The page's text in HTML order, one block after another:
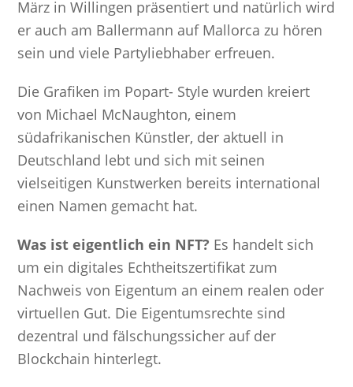
März in Willingen präsentiert und natürlich wird
er auch am Ballermann auf Mallorca zu hören
sein und viele Partyliebhaber erfreuen.
Die Grafiken im Popart- Style wurden kreiert
von Michael McNaughton, einem
südafrikanischen Künstler, der aktuell in
Deutschland lebt und sich mit seinen
vielseitigen Kunstwerken bereits international
einen Namen gemacht hat.
Was ist eigentlich ein NFT? Es handelt sich
um ein digitales Echtheitszertifikat zum
Nachweis von Eigentum an einem realen oder
virtuellen Gut. Die Eigentumsrechte sind
dezentral und fälschungssicher auf der
Blockchain hinterlegt.